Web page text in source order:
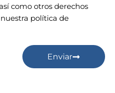
como otros derechos
política de
Enviar